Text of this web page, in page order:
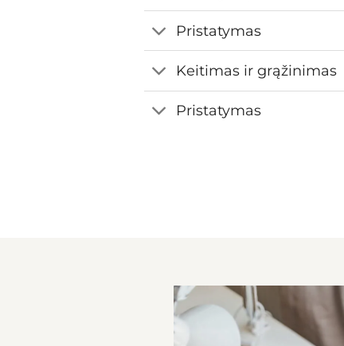
Pristatymas
Keitimas ir grąžinimas
Pristatymas